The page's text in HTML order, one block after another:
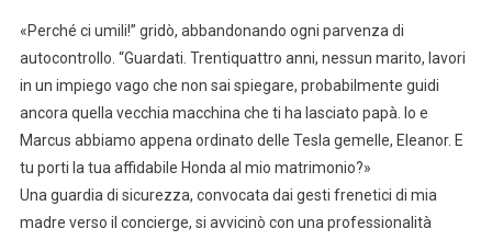
«Perché ci umili!” gridò, abbandonando ogni parvenza di
autocontrollo. “Guardati. Trentiquattro anni, nessun marito, lavori
in un impiego vago che non sai spiegare, probabilmente guidi
ancora quella vecchia macchina che ti ha lasciato papà. Io e
Marcus abbiamo appena ordinato delle Tesla gemelle, Eleanor. E
tu porti la tua affidabile Honda al mio matrimonio?»
Una guardia di sicurezza, convocata dai gesti frenetici di mia
madre verso il concierge, si avvicinò con una professionalità